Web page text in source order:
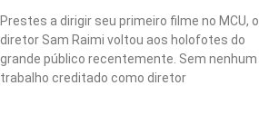
Prestes a dirigir seu primeiro filme no MCU, o
diretor Sam Raimi voltou aos holofotes do
grande público recentemente. Sem nenhum
trabalho creditado como diretor